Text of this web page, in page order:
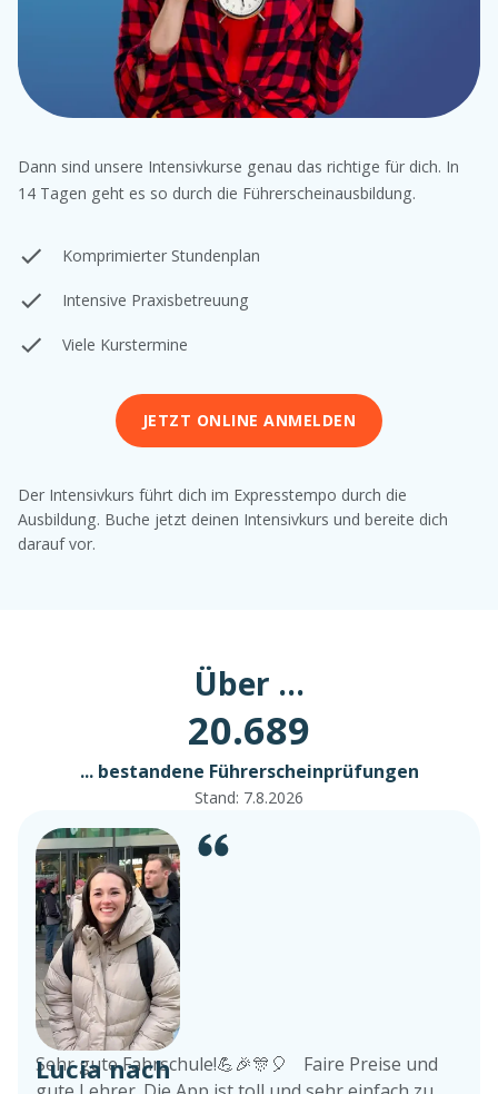
Dann sind unsere Intensivkurse genau das richtige für dich. In
14 Tagen geht es so durch die Führerscheinausbildung.
Komprimierter Stundenplan
Intensive Praxisbetreuung
Viele Kurstermine
JETZT ONLINE ANMELDEN
Der Intensivkurs führt dich im Expresstempo durch die
Ausbildung. Buche jetzt deinen Intensivkurs und bereite dich
darauf vor.
Über ...
20.689
... bestandene Führerscheinprüfungen
Stand: 7.8.2026
Lucia nach
Sehr gute Fahrschule!💪🎉🎊🎈 Faire Preise und